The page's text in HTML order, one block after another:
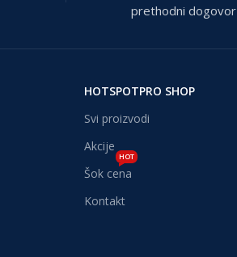
prethodni dogovor
HOTSPOTPRO SHOP
Svi proizvodi
Akcije
Šok cena
HOT
Kontakt